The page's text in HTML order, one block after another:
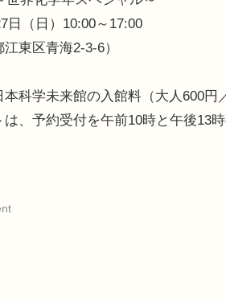
日（日）10:00～17:00
東区青海2-3-6）
科学未来館の入館料（大人600円
、予約受付を午前10時と午後13